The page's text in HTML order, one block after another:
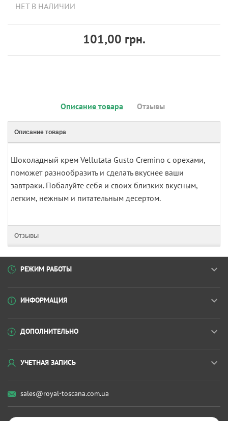
НЕТ В НАЛИЧИИ
101,00 грн.
Описание товара Отзывы
Описание товара
Шоколадный крем Vellutata Gusto Cremino с орехами,
поможет разнообразить и сделать вкуснее ваши
завтраки. Побалуйте себя и своих близких вкусным,
легким, нежным и питательным десертом.
Отзывы
РЕЖИМ РАБОТЫ
ИНФОРМАЦИЯ
ДОПОЛНИТЕЛЬНО
УЧЕТНАЯ ЗАПИСЬ
sales@royal-toscana.com.ua